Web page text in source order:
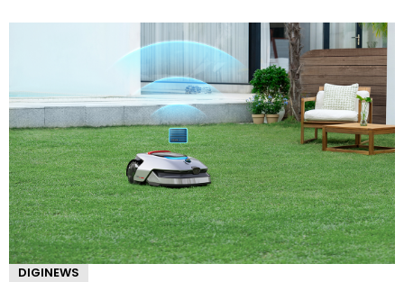
DIGINEWS